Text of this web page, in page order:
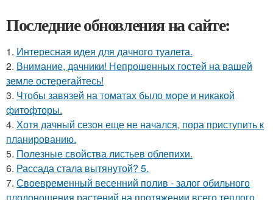
Последние обновления на сайте:
1. Интересная идея для дачного туалета.
2. Внимание, дачники! Непрошенных гостей на вашей
земле остерегайтесь!
3. Чтобы завязей на томатах было море и никакой
фитофторы.
4. Хотя дачный сезон еще не начался, пора приступить к
планированию.
5. Полезные свойства листьев облепихи.
6. Рассада стала вытянутой? 5.
7. Своевременный весенний полив - залог обильного